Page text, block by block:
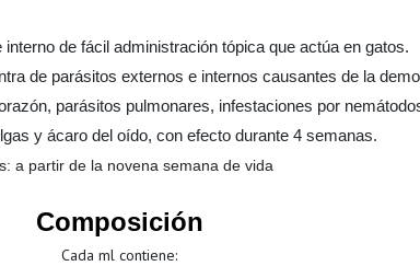
de fácil administración tópica que actúa en gatos.
de parásitos externos e internos causantes de la
parásitos pulmonares, infestaciones por
y ácaro del oído, con efecto durante 4 semanas.
a partir de la novena semana de vida
Composición
Cada ml contiene: